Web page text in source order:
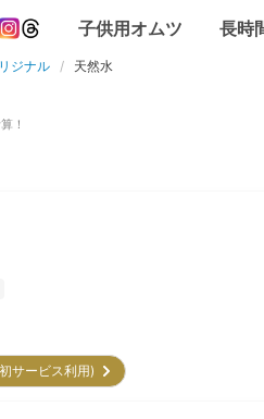
子供用オムツ 長時
ジナル 天然水
！
サービス利用)